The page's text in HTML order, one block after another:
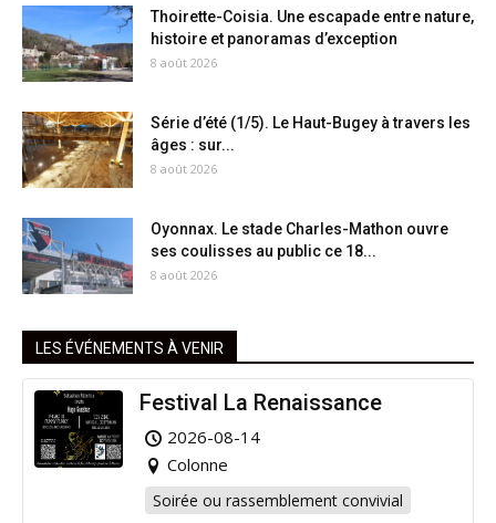
Thoirette-Coisia. Une escapade entre nature,
histoire et panoramas d’exception
8 août 2026
Série d’été (1/5). Le Haut-Bugey à travers les
âges : sur...
8 août 2026
Oyonnax. Le stade Charles-Mathon ouvre
ses coulisses au public ce 18...
8 août 2026
LES ÉVÉNEMENTS À VENIR
Festival La Renaissance
2026-08-14
Colonne
Soirée ou rassemblement convivial